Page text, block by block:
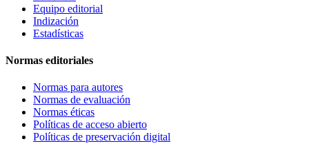
Equipo editorial
Indización
Estadísticas
Normas editoriales
Normas para autores
Normas de evaluación
Normas éticas
Políticas de acceso abierto
Políticas de preservación digital